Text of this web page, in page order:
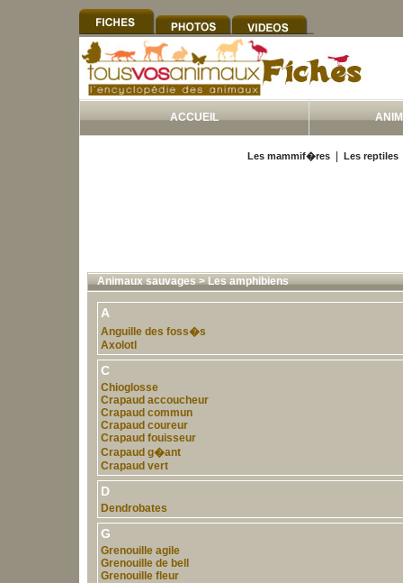
ACCUEIL
Les mammif�res| Les reptiles
Animaux sauvages>Les amphibiens
A
Anguille des foss�s
Axolotl
C
Chioglosse
Crapaud accoucheur
Crapaud commun
Crapaud coureur
Crapaud fouisseur
Crapaud g�ant
Crapaud vert
D
Dendrobates
G
Grenouille agile
Grenouille de bell
Grenouille fleur